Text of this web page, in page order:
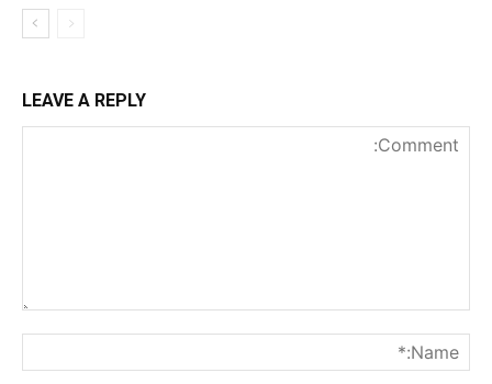
LEAVE A REPLY